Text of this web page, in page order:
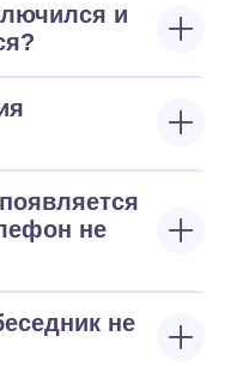
и
не
не